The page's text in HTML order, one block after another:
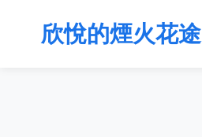
欣悅的煙火花途